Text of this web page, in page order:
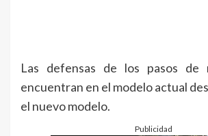
Las defensas de los pasos de
encuentran en el modelo actual
el nuevo modelo.
Publicidad